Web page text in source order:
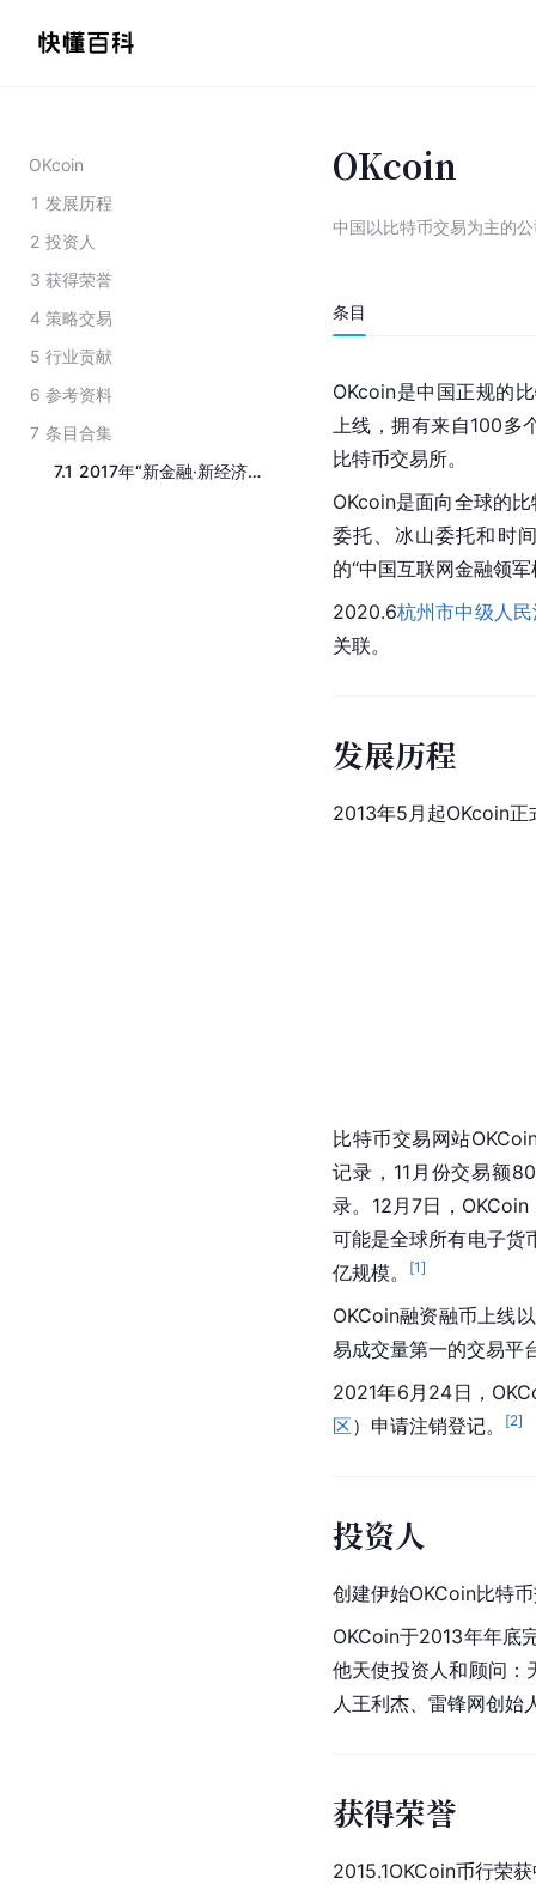
OKcoin
1 发展历程
2 投资人
3 获得荣誉
4 策略交易
5 行业贡献
6 参考资料
7 条目合集
7.1
2017年“新金融·新经济——全球投资策略峰会”的主办方
OKcoin
中国以比特币交易为主的
条目
OKcoin是中国正规的
上线，拥有来自100
比特币交易所。
OKcoin是面向全球的
委托、冰山委托和时
的“中国互联网金融领
2020.6杭州市中级人
关联。
发展历程
2013年5月起OKcoin正
比特币交易网站
记录，11月份交易额
录。12月7日，
可能是全球所有电子货
亿规模。
[1]
OKCoin融资融币上线
易成交量第一的交易平
2021年6月24日，
区）申请注销登记。 [2]
投资人
创建伊始OKCoin比特
OKCoin于2013年年底
他天使投资人和顾问：
人王利杰、雷锋网创始
获得荣誉
2015.1OKCoin币行荣